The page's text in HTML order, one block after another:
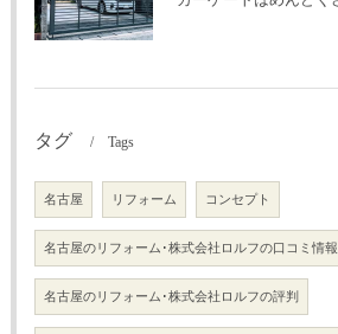
タグ Tags
名古屋 リフォーム コンセプト
名古屋のリフォーム･株式会社ロルフの口コミ情報
名古屋のリフォーム･株式会社ロルフの評判